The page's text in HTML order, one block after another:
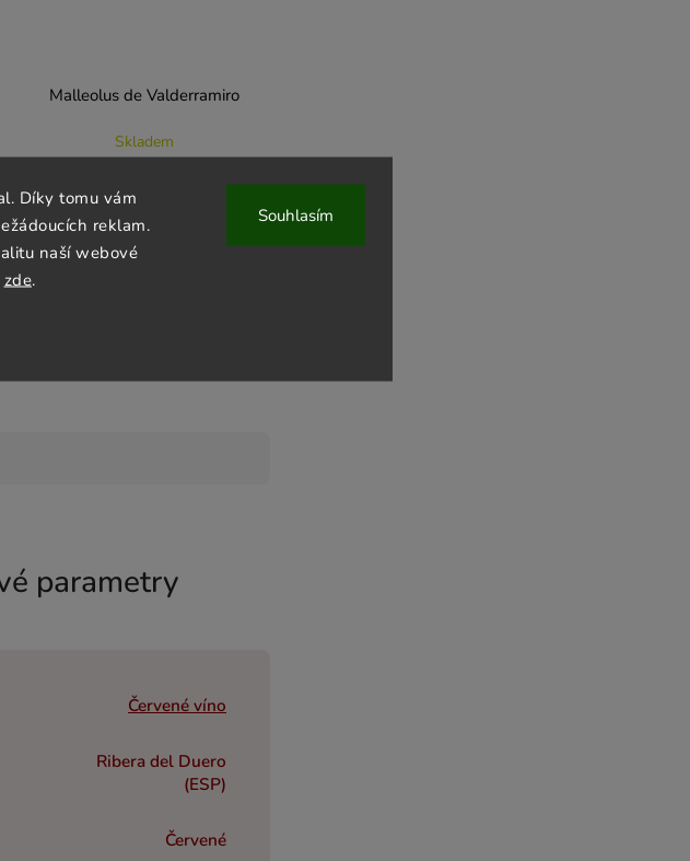
Díky tomu vám
reklam.
naší webové
zde.
Souhlasím
Malleolus de Valderramiro
Skladem
Do košíku
parametry
Červené víno
Ribera del Duero
(ESP)
Červené